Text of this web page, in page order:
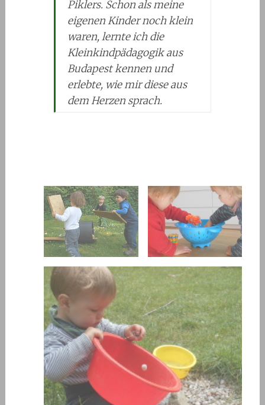
Piklers. Schon als meine
eigenen Kinder noch klein
waren, lernte ich die
Kleinkindpädagogik aus
Budapest kennen und
erlebte, wie mir diese aus
dem Herzen sprach.